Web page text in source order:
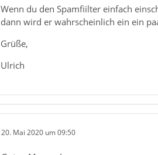
Wenn du den Spamfiilter einfach
dann wird er wahrscheinlich ein ein
Grüße,
Ulrich
20. Mai 2020 um 09:50